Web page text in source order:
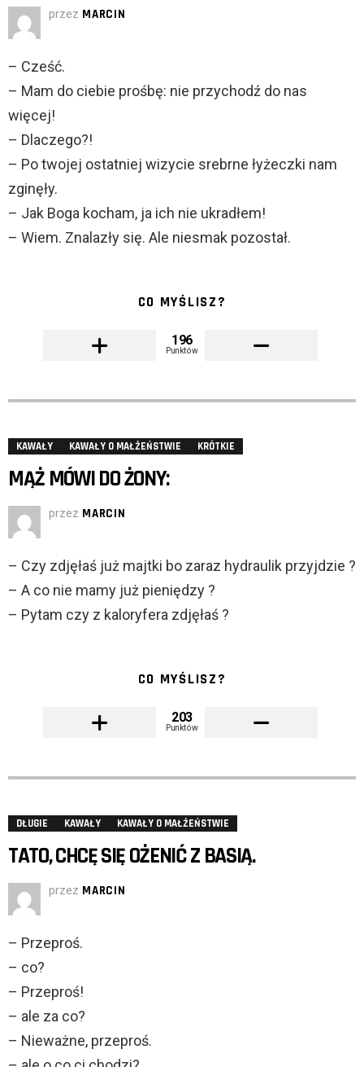
przez MARCIN
– Cześć.
– Mam do ciebie prośbę: nie przychodź do nas
więcej!
– Dlaczego?!
– Po twojej ostatniej wizycie srebrne łyżeczki nam
zginęły.
– Jak Boga kocham, ja ich nie ukradłem!
– Wiem. Znalazły się. Ale niesmak pozostał.
CO MYŚLISZ?
196
Punktów
KAWAŁY KAWAŁY O MAŁŻEŃSTWIE KRÓTKIE
MĄŻ MÓWI DO ŻONY:
przez MARCIN
– Czy zdjęłaś już majtki bo zaraz hydraulik przyjdzie ?
– A co nie mamy już pieniędzy ?
– Pytam czy z kaloryfera zdjęłaś ?
CO MYŚLISZ?
203
Punktów
DŁUGIE KAWAŁY KAWAŁY O MAŁŻEŃSTWIE
TATO, CHCĘ SIĘ OŻENIĆ Z BASIĄ.
przez MARCIN
– Przeproś.
– co?
– Przeproś!
– ale za co?
– Nieważne, przeproś.